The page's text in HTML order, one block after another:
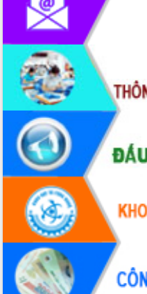
Rà soát, hoàn thiện hệ thống thiết chế
văn hóa, thể thao đáp ứng yêu cầu
phát triển mới
Thường trực HĐND tỉnh Đắk Lắk gặp
mặt Đoàn chuyên gia y tế TP. Hồ Chí
Minh
Lễ truy điệu và an táng hài cốt liệt sĩ
tại Nghĩa trang Liệt sĩ xã Sơn Hòa
Bàn giải pháp tháo gỡ khó khăn trong
xuất khẩu sầu riêng và triển khai quy
định EUDR
Thứ trưởng Bộ Nông nghiệp và Môi
trường Nguyễn Hoàng Hiệp khảo sát
vùng trồng và doanh nghiệp đóng gói
sầu riêng tại Đắk Lắk
Trình diễn nghệ thuật chế biến các
món ăn từ sầu riêng
Đắk Lắk công bố Quy hoạch và xúc
tiến đầu tư tỉnh